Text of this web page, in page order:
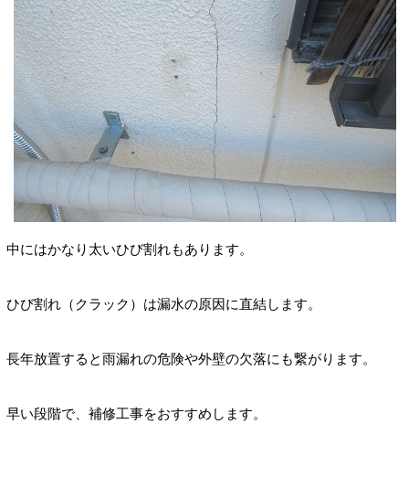
中にはかなり太いひび割れもあります。
ひび割れ（クラック）は漏水の原因に直結します。
長年放置すると雨漏れの危険や外壁の欠落にも繋がります。
早い段階で、補修工事をおすすめします。